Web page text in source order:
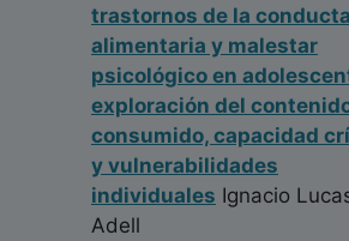
trastornos de la conducta
alimentaria y malestar
psicológico en
exploración del
consumido, capacidad
y vulnerabilidades
individuales Ignacio
Adell